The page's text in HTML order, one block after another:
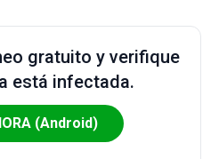
gratuito y verifique
está infectada.
(Android)